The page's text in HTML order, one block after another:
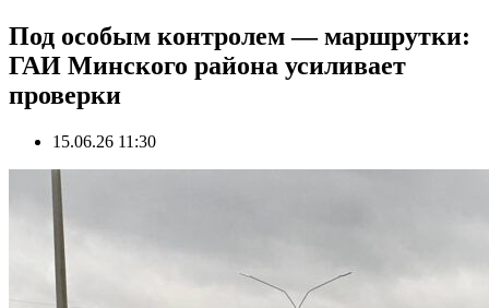
Под особым контролем — маршрутки:
ГАИ Минского района усиливает
проверки
15.06.26 11:30